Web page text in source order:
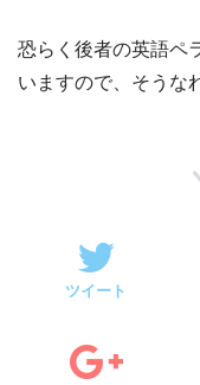
恐らく後者の英語ペ
いますので、そうな
ツイート